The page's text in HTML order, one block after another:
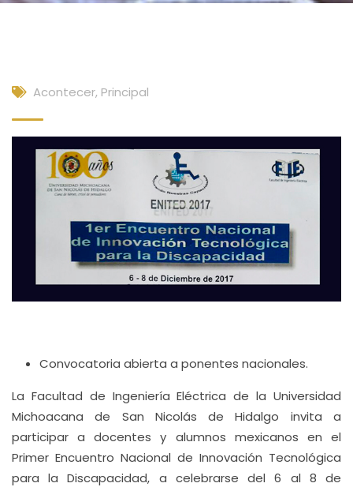
Acontecer, Principal
Convocatoria abierta a ponentes nacionales.
La Facultad de Ingeniería Eléctrica de la Universidad
Michoacana de San Nicolás de Hidalgo invita a
participar a docentes y alumnos mexicanos en el
Primer Encuentro Nacional de Innovación Tecnológica
para la Discapacidad, a celebrarse del 6 al 8 de